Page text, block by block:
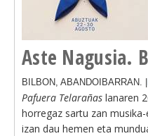
Aste Nagusia.
BILBON, ABANDOIBARRAN. |
Pafuera Telarañas lanaren
horregaz sartu zan
izan dau hemen eta